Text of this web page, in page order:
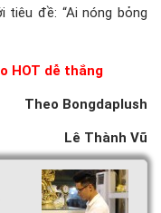
tiêu đề: “Ai nóng bỏng
HOT dễ thắng
Theo Bongdaplush
Lê Thành Vũ